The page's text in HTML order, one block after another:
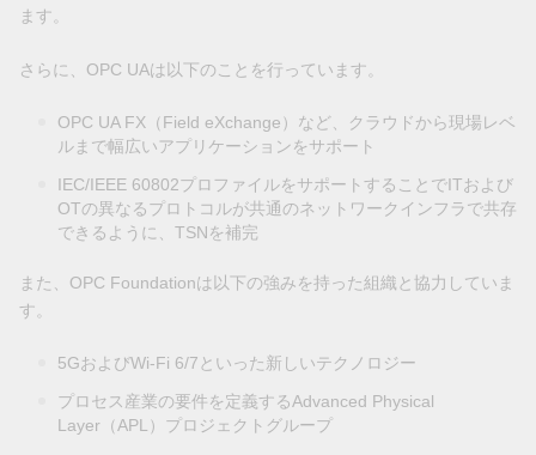
ます。
さらに、OPC UAは以下のことを行っています。
OPC UA FX（Field eXchange）など、クラウドから現場レベ
ルまで幅広いアプリケーションをサポート
IEC/IEEE 60802プロファイルをサポートすることでITおよび
OTの異なるプロトコルが共通のネットワークインフラで共存
できるように、TSNを補完
また、OPC Foundationは以下の強みを持った組織と協力していま
す。
5GおよびWi-Fi 6/7といった新しいテクノロジー
プロセス産業の要件を定義するAdvanced Physical
Layer（APL）プロジェクトグループ